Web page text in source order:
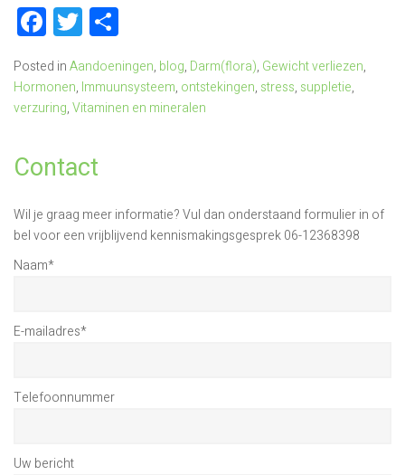
Facebook
Twitter
Delen
Posted inAandoeningen, blog, Darm(flora), Gewicht verliezen,
Hormonen, Immuunsysteem, ontstekingen, stress, suppletie,
verzuring,Vitaminen en mineralen
Contact
Wil je graag meer informatie? Vul dan onderstaand formulier in of
bel voor een vrijblijvend kennismakingsgesprek 06-12368398
Naam*
E-mailadres*
Telefoonnummer
Uw bericht